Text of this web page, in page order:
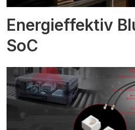
Energieffektiv
SoC